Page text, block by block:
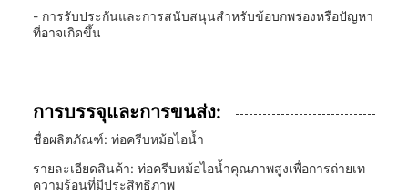
- การรับประกันและการสนับสนุนสำหรับข้อบกพร่องหรือปัญหา
ที่อาจเกิดขึ้น
การบรรจุและการขนส่ง:
ชื่อผลิตภัณฑ์: ท่อครีบหม้อไอน้ำ
รายละเอียดสินค้า: ท่อครีบหม้อไอน้ำคุณภาพสูงเพื่อการถ่ายเท
ความร้อนที่มีประสิทธิภาพ